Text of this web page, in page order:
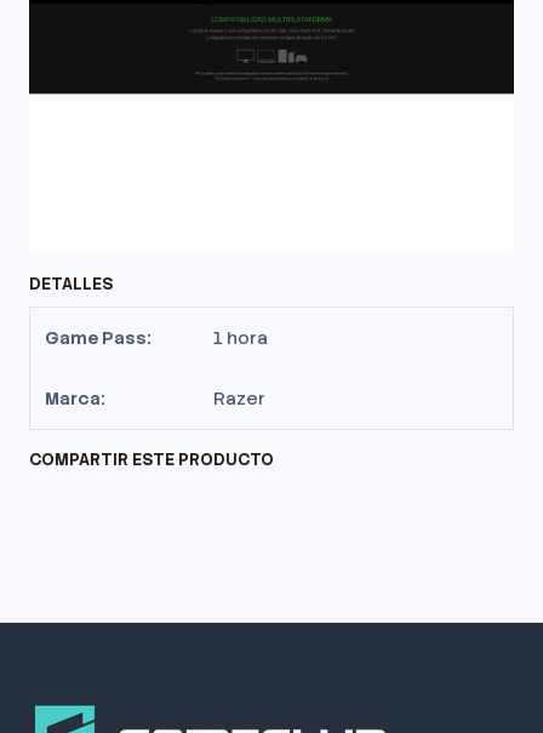
DETALLES
Game Pass: 1 hora
Marca: Razer
COMPARTIR ESTE PRODUCTO